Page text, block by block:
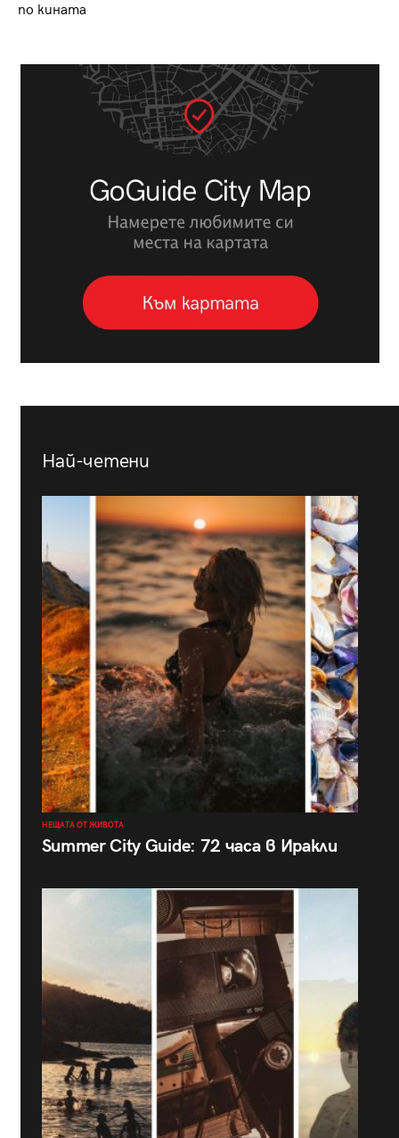
по кината
Най-четени
НЕЩАТА ОТ ЖИВОТА
Summer City Guide: 72 часа в Иракли